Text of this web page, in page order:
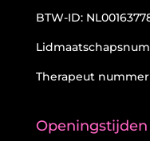
BTW-ID:
Therapeut nummer
Openingstijden